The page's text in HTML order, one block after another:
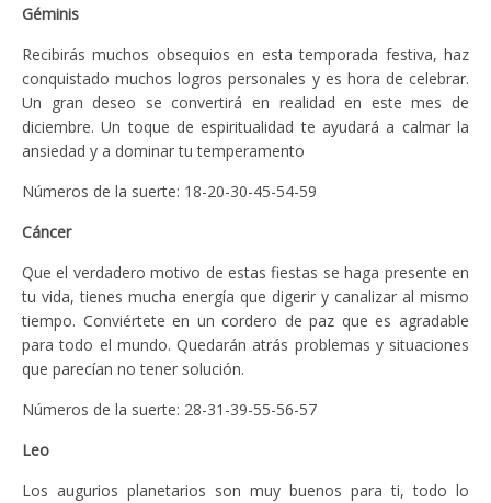
Géminis
Recibirás muchos obsequios en esta temporada festiva, haz
conquistado muchos logros personales y es hora de celebrar.
Un gran deseo se convertirá en realidad en este mes de
diciembre. Un toque de espiritualidad te ayudará a calmar la
ansiedad y a dominar tu temperamento
Números de la suerte: 18-20-30-45-54-59
Cáncer
Que el verdadero motivo de estas fiestas se haga presente en
tu vida, tienes mucha energía que digerir y canalizar al mismo
tiempo. Conviértete en un cordero de paz que es agradable
para todo el mundo. Quedarán atrás problemas y situaciones
que parecían no tener solución.
Números de la suerte: 28-31-39-55-56-57
Leo
Los augurios planetarios son muy buenos para ti, todo lo